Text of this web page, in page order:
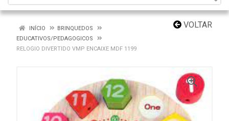
VOLTAR
INÍCIO
BRINQUEDOS
EDUCATIVOS/PEDAGOGICOS
RELOGIO DIVERTIDO VMP ENCAIXE MDF 1199